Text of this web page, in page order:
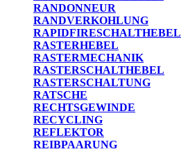
RANDONNEUR
RANDVERKOHLUNG
RAPIDFIRESCHALTHEBEL
RASTERHEBEL
RASTERMECHANIK
RASTERSCHALTHEBEL
RASTERSCHALTUNG
RATSCHE
RECHTSGEWINDE
RECYCLING
REFLEKTOR
REIBPAARUNG